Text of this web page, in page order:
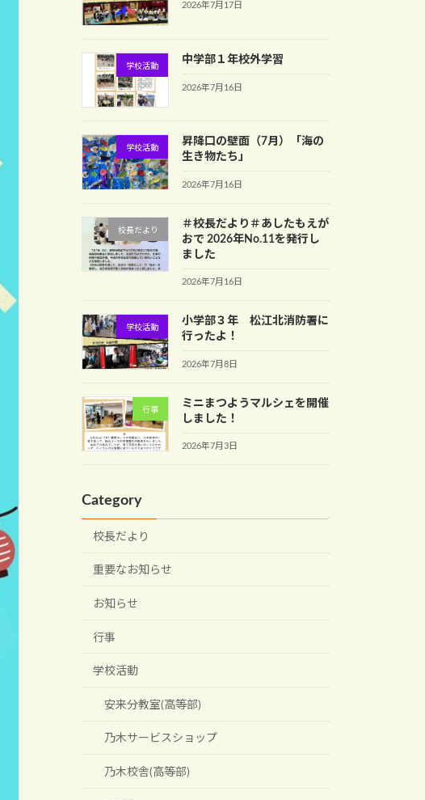
2026年7月17日
学校活動
中学部１年校外学習
2026年7月16日
学校活動
昇降口の壁面（7月）「海の
生き物たち」
2026年7月16日
校長だより
＃校長だより＃あしたもえが
おで 2026年No.11を発行し
ました
2026年7月16日
学校活動
小学部３年 松江北消防署に
行ったよ！
2026年7月8日
行事
ミニまつようマルシェを開催
しました！
2026年7月3日
Category
校長だより
重要なお知らせ
お知らせ
行事
学校活動
安来分教室(高等部)
乃木サービスショップ
乃木校舎(高等部)